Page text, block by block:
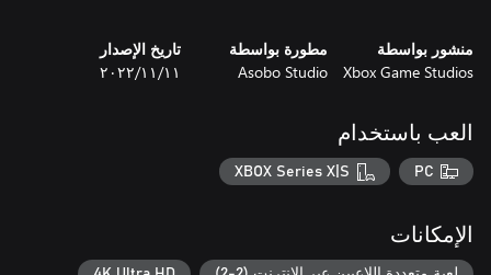
• Checklist System - From pro to beginner, scale your level from
full manual to full assist with interactive and highlighted
• Live Weather -The weather engine enables users to switch on
the live weather mode to experience real-time weather including
• Day and Night Engine - Experience flight at any time of day or
منشور بواسطة
Xbox Game Studios
مطورة بواسطة
Asobo Studio
تاريخ الإصدار
١١‏/١١‏/٢٠٢٢
العب باستخدام
PC
XBOX Series X|S
الإمكانات